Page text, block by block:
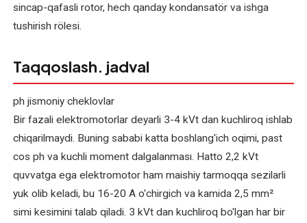
Elektromotor
rotorini
qayta
o'rash
statorini
qayta
o'rash
sincap-qafasli rotor, hech qanday kondansatör va ishga
tushirish rölesi.
Taqqoslash. jadval
ph jismoniy cheklovlar
Bir fazali elektromotorlar deyarli 3-4 kVt dan kuchliroq ishlab
chiqarilmaydi. Buning sababi katta boshlang'ich oqimi, past
cos ph va kuchli moment dalgalanması. Hatto 2,2 kVt
quvvatga ega elektromotor ham maishiy tarmoqqa sezilarli
yuk olib keladi, bu 16-20 A o'chirgich va kamida 2,5 mm²
simi kesimini talab qiladi. 3 kVt dan kuchliroq bo'lgan har bir